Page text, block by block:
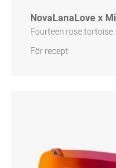
NovaLanaLove x
Fourteen rose tortoise
För recept